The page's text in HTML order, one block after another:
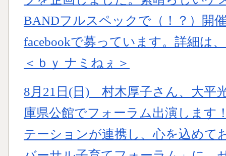
BANDフルスペックで（！？）開
facebookで募っています。詳細
＜ｂｙ ナミねぇ＞
8月21日(日) 村木厚子さん、大平
庫県公館でフォーラム出演しま
テーションが連携し、心を込めて